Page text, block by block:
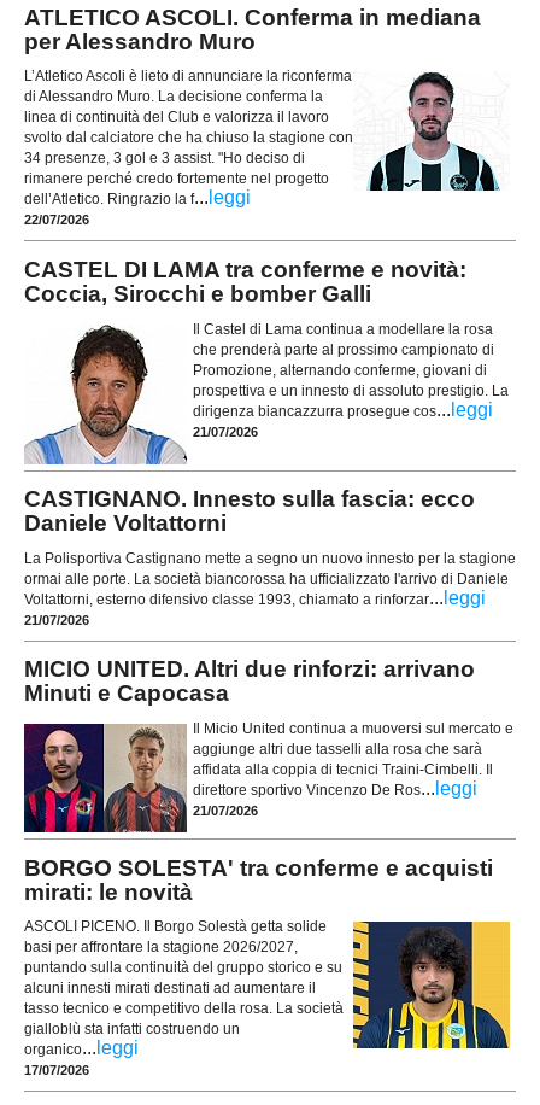
ATLETICO ASCOLI. Conferma in mediana
per Alessandro Muro
L’Atletico Ascoli è lieto di annunciare la riconferma
di Alessandro Muro. La decisione conferma la
linea di continuità del Club e valorizza il lavoro
svolto dal calciatore che ha chiuso la stagione con
34 presenze, 3 gol e 3 assist. "Ho deciso di
rimanere perché credo fortemente nel progetto
dell’Atletico. Ringrazio la f... leggi
22/07/2026
CASTEL DI LAMA tra conferme e novità:
Coccia, Sirocchi e bomber Galli
Il Castel di Lama continua a modellare la rosa
che prenderà parte al prossimo campionato di
Promozione, alternando conferme, giovani di
prospettiva e un innesto di assoluto prestigio. La
dirigenza biancazzurra prosegue cos... leggi
21/07/2026
CASTIGNANO. Innesto sulla fascia: ecco
Daniele Voltattorni
La Polisportiva Castignano mette a segno un nuovo innesto per la stagione
ormai alle porte. La società biancorossa ha ufficializzato l'arrivo di Daniele
Voltattorni, esterno difensivo classe 1993, chiamato a rinforzar... leggi
21/07/2026
MICIO UNITED. Altri due rinforzi: arrivano
Minuti e Capocasa
Il Micio United continua a muoversi sul mercato e
aggiunge altri due tasselli alla rosa che sarà
affidata alla coppia di tecnici Traini-Cimbelli. Il
direttore sportivo Vincenzo De Ros... leggi
21/07/2026
BORGO SOLESTA' tra conferme e acquisti
mirati: le novità
ASCOLI PICENO. Il Borgo Solestà getta solide
basi per affrontare la stagione 2026/2027,
puntando sulla continuità del gruppo storico e su
alcuni innesti mirati destinati ad aumentare il
tasso tecnico e competitivo della rosa. La società
gialloblù sta infatti costruendo un
organico... leggi
17/07/2026